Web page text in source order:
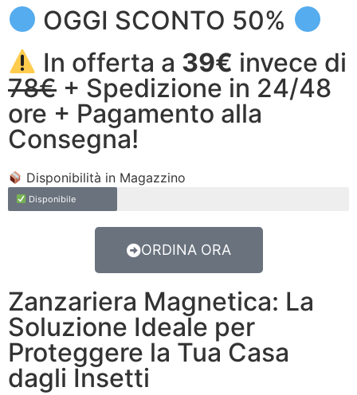
OGGI SCONTO 50%
In offerta a 39€ invece di
78€ + Spedizione in 24/48
ore + Pagamento alla
Consegna!
Disponibilità in Magazzino
Disponibile
ORDINA ORA
Zanzariera Magnetica: La
Soluzione Ideale per
Proteggere la Tua Casa
dagli Insetti